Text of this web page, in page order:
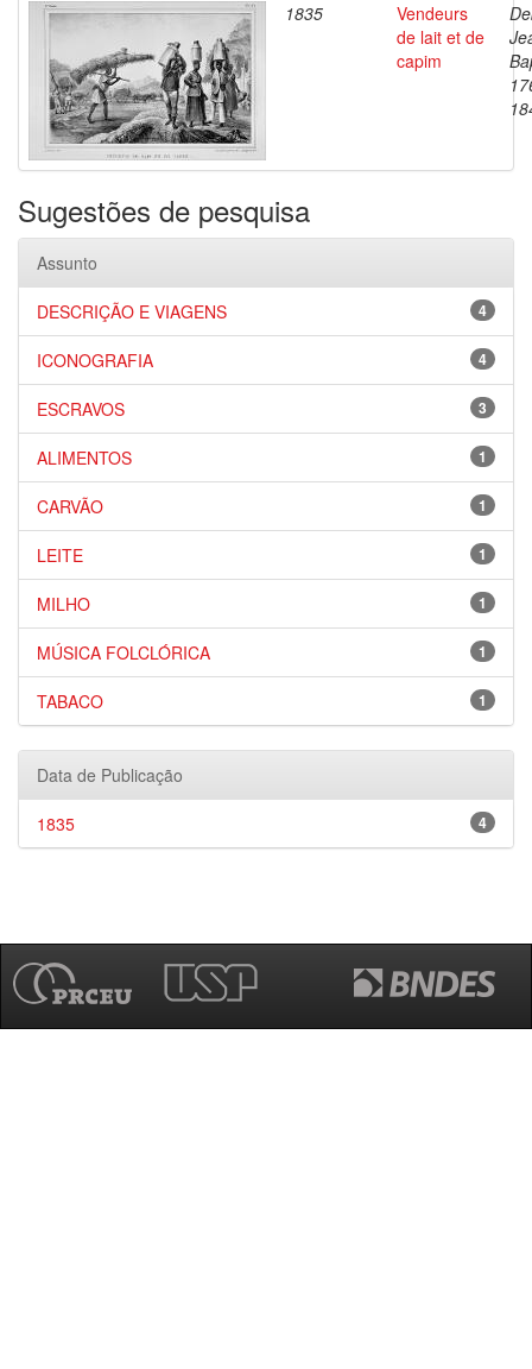
1835
Vendeurs
de lait et de
capim
Sugestões de pesquisa
Assunto
4
DESCRIÇÃO E VIAGENS
4
ICONOGRAFIA
3
ESCRAVOS
1
ALIMENTOS
1
CARVÃO
1
LEITE
1
MILHO
1
MÚSICA FOLCLÓRICA
1
TABACO
Data de Publicação
4
1835